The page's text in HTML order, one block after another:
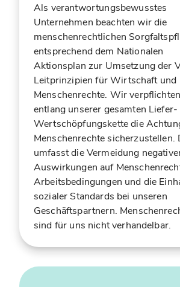
Als verantwortungsbewusstes
Unternehmen beachten wir die
menschenrechtlichen
entsprechend dem Nationalen
Aktionsplan zur Umsetzung der
Leitprinzipien für Wirtschaft und
Menschenrechte. Wir
entlang unserer gesamten
Wertschöpfungskette die
Menschenrechte sicherzustellen.
umfasst die Vermeidung
Auswirkungen auf
Arbeitsbedingungen und die
sozialer Standards bei unseren
Geschäftspartnern.
sind für uns nicht verhandelbar.